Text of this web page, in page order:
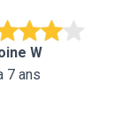
W
7 ans